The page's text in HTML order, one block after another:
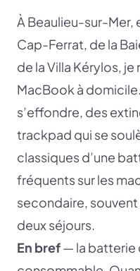
À Beaulieu-sur-Mer,
Cap-Ferrat, de la
de la Villa Kérylos,
MacBook à
s’effondre, des
trackpad qui se
classiques d’une
fréquents sur les
secondaire,
deux séjours.
En bref— la batterie